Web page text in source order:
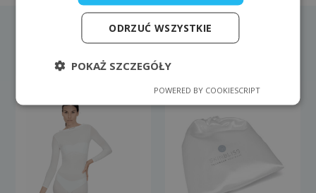
Bestsellery
ODRZUĆ WSZYSTKIE
POKAŻ SZCZEGÓŁY
POWERED BY COOKIESCRIPT